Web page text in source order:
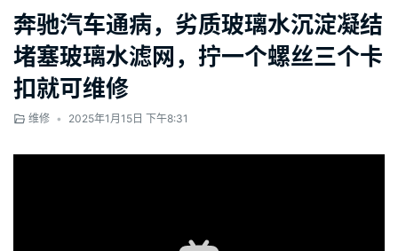
奔驰汽车通病，劣质玻璃水沉淀凝结
堵塞玻璃水滤网，拧一个螺丝三个卡
扣就可维修
维修 • 2025年1月15日 下午8:31